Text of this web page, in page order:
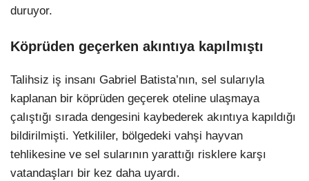
duruyor.
Köprüden geçerken akıntıya kapılmıştı
Talihsiz iş insanı Gabriel Batista’nın, sel sularıyla
kaplanan bir köprüden geçerek oteline ulaşmaya
çalıştığı sırada dengesini kaybederek akıntıya kapıldığı
bildirilmişti. Yetkililer, bölgedeki vahşi hayvan
tehlikesine ve sel sularının yarattığı risklere karşı
vatandaşları bir kez daha uyardı.